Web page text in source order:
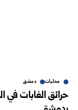
محليات دمشق
حرائق الغابات